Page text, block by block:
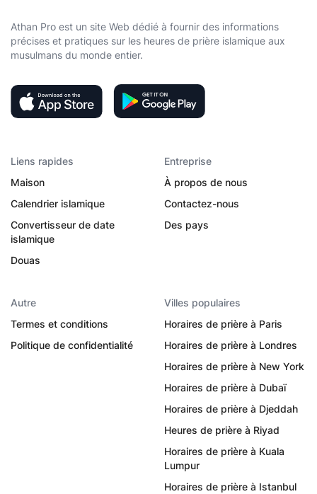
Athan Pro est un site Web dédié à fournir des informations
précises et pratiques sur les heures de prière islamique aux
musulmans du monde entier.
Liens rapides
Maison
Calendrier islamique
Convertisseur de date
islamique
Douas
Entreprise
À propos de nous
Contactez-nous
Des pays
Autre
Termes et conditions
Politique de confidentialité
Villes populaires
Horaires de prière à Paris
Horaires de prière à Londres
Horaires de prière à New York
Horaires de prière à Dubaï
Horaires de prière à Djeddah
Heures de prière à Riyad
Horaires de prière à Kuala
Lumpur
Horaires de prière à Istanbul